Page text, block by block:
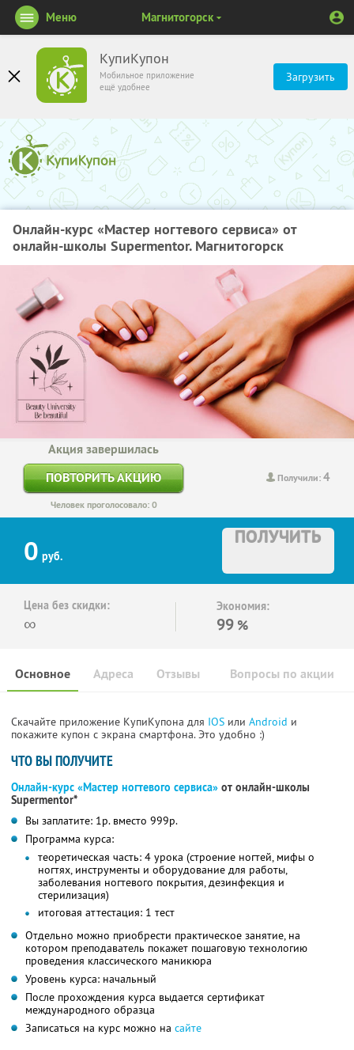
КупиКупон
Мобильное приложение
ещё удобнее
Загрузить
Меню Магнитогорск
Онлайн-курс «Мастер ногтевого сервиса» от
онлайн-школы Supermentor. Магнитогорск
Получили:4
Акция завершилась
ПОВТОРИТЬ АКЦИЮ
Человек проголосовало: 0
0 руб.
ПОЛУЧИТЬ
Цена без скидки:
∞
Экономия:
99 %
Основное Отзывы Вопросы по акции
Адреса
Скачайте приложение КупиКупона для IOS или Android и
покажите купон с экрана смартфона. Это удобно :)
ЧТО ВЫ ПОЛУЧИТЕ
Онлайн-курс «Мастер ногтевого сервиса» от онлайн-школы
Supermentor*
Вы заплатите: 1р. вместо 999р.
Программа курса:
теоретическая часть: 4 урока (строение ногтей, мифы о
ногтях, инструменты и оборудование для работы,
заболевания ногтевого покрытия, дезинфекция и
стерилизация)
итоговая аттестация: 1 тест
Отдельно можно приобрести практическое занятие, на
котором преподаватель покажет пошаговую технологию
проведения классического маникюра
Уровень курса: начальный
После прохождения курса выдается сертификат
международного образца
Записаться на курс можно на сайте